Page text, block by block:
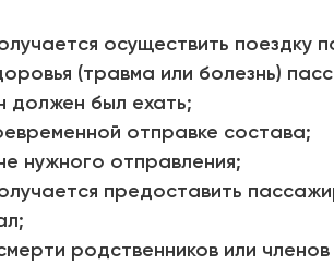
осуществить поездку
(травма или болезнь)
должен был ехать;
отправке состава;
нужного отправления;
предоставить
родственников или